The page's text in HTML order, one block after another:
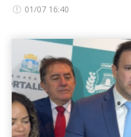
01/07 16:40